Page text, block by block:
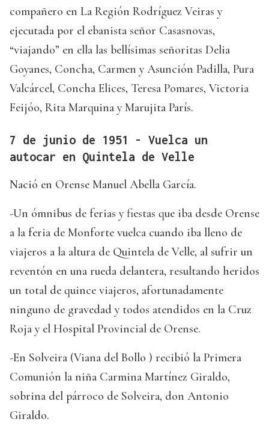
compañero en La Región Rodríguez Veiras y
ejecutada por el ebanista señor Casasnovas,
“viajando” en ella las bellísimas señoritas Delia
Goyanes, Concha, Carmen y Asunción Padilla, Pura
Valcárcel, Concha Elices, Teresa Pomares, Victoria
Feijóo, Rita Marquina y Marujita París.
7 de junio de 1951 - Vuelca un
autocar en Quintela de Velle
Nació en Orense Manuel Abella García.
-Un ómnibus de ferias y fiestas que iba desde Orense
a la feria de Monforte vuelca cuando iba lleno de
viajeros a la altura de Quintela de Velle, al sufrir un
reventón en una rueda delantera, resultando heridos
un total de quince viajeros, afortunadamente
ninguno de gravedad y todos atendidos en la Cruz
Roja y el Hospital Provincial de Orense.
-En Solveira (Viana del Bollo ) recibió la Primera
Comunión la niña Carmina Martínez Giraldo,
sobrina del párroco de Solveira, don Antonio
Giraldo.